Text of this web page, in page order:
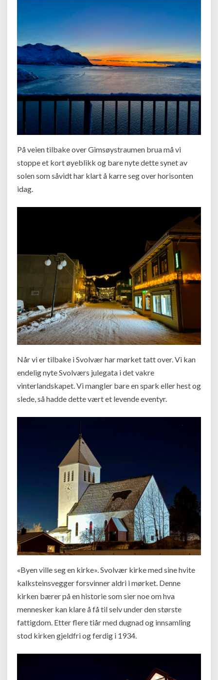
På veien tilbake over Gimsøystraumen brua må vi
stoppe et kort øyeblikk og bare nyte dette synet av
solen som såvidt har klart å karre seg over horisonten
idag.
Når vi er tilbake i Svolvær har mørket tatt over. Vi kan
endelig nyte Svolværs julegata i det vakre
vinterlandskapet. Vi mangler bare en spark eller hest og
slede, så hadde dette vært et levende eventyr.
«Byen ville seg en kirke». Svolvær kirke med sine hvite
kalksteinsvegger forsvinner aldri i mørket. Denne
kirken bærer på en historie som sier noe om hva
mennesker kan klare å få til selv under den største
fattigdom. Etter flere tiår med dugnad og innsamling
stod kirken gjeldfri og ferdig i 1934.